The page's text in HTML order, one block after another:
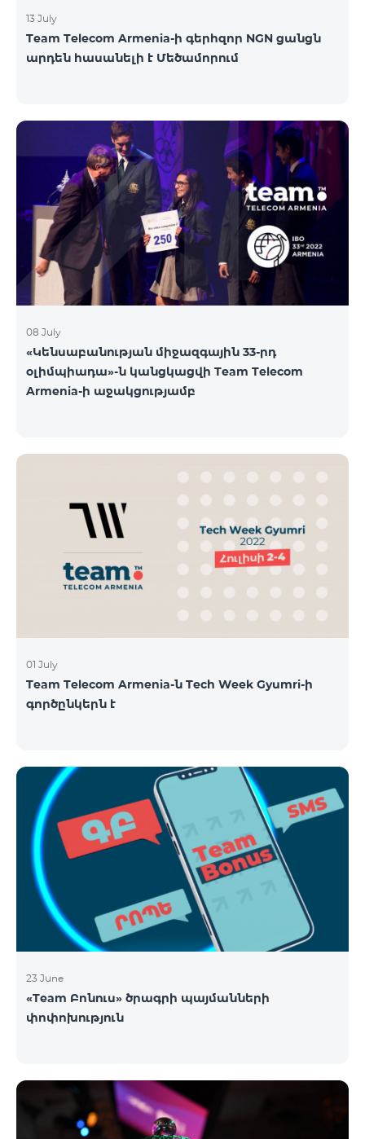
13 July
Team Telecom Armenia-ի գերհզոր NGN ցանցն
արդեն հասանելի է Մեծամորում
08 July
«Կենսաբանության միջազգային 33-րդ
օլիմպիադա»-ն կանցկացվի Team Telecom
Armenia-ի աջակցությամբ
01 July
Team Telecom Armenia-ն Tech Week Gyumri-ի
գործընկերն է
23 June
«Team Բոնուս» ծրագրի պայմանների
փոփոխություն